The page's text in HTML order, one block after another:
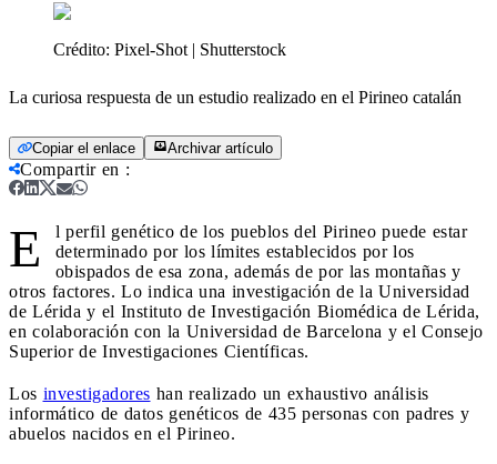
Crédito: Pixel-Shot | Shutterstock
La curiosa respuesta de un estudio realizado en el Pirineo catalán
Copiar el enlace Archivar artículo
Compartir en :
E
l perfil genético de los pueblos del Pirineo puede estar
determinado por los límites establecidos por los
obispados de esa zona, además de por las montañas y
otros factores. Lo indica una investigación de la Universidad
de Lérida y el Instituto de Investigación Biomédica de Lérida,
en colaboración con la Universidad de Barcelona y el Consejo
Superior de Investigaciones Científicas.
Los investigadores han realizado un exhaustivo análisis
informático de datos genéticos de 435 personas con padres y
abuelos nacidos en el Pirineo.